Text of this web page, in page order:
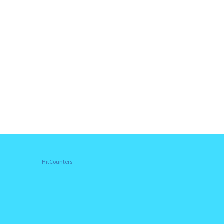
HitCounters